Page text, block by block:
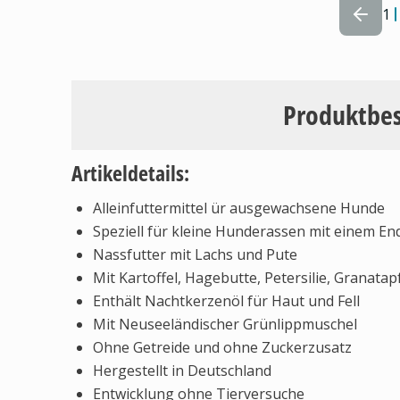
1
Artikeldetails:
Alleinfuttermittel ür ausgewachsene Hunde
Speziell für kleine Hunderassen mit einem
Nassfutter mit Lachs und Pute
Mit Kartoffel, Hagebutte, Petersilie,
Enthält Nachtkerzenöl für Haut und Fell
Mit Neuseeländischer Grünlippmuschel
Ohne Getreide und ohne Zuckerzusatz
Hergestellt in Deutschland
Entwicklung ohne Tierversuche